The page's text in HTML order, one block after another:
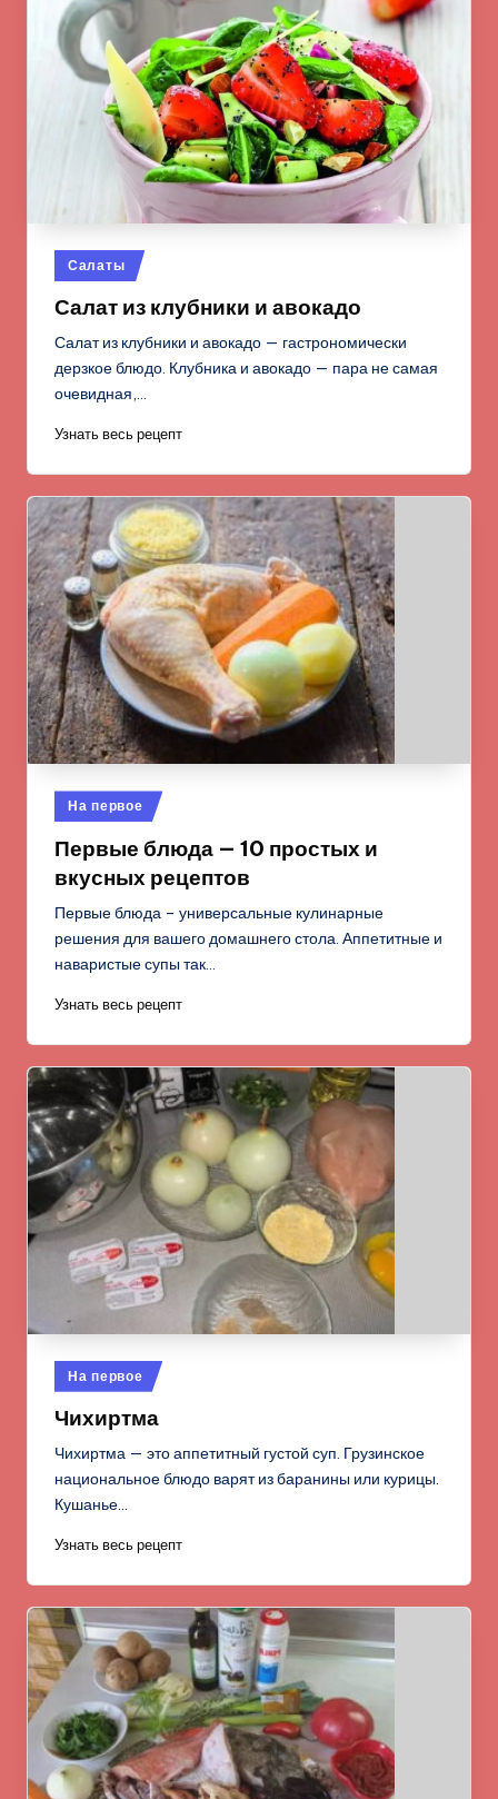
Опубликовано
в
Салаты
Салат из клубники и авокадо
Салат из клубники и авокадо — гастрономически
дерзкое блюдо. Клубника и авокадо — пара не самая
очевидная,…
Узнать весь рецепт
Опубликовано
в
На первое
Первые блюда — 10 простых и
вкусных рецептов
Первые блюда – универсальные кулинарные
решения для вашего домашнего стола. Аппетитные и
наваристые супы так…
Узнать весь рецепт
Опубликовано
в
На первое
Чихиртма
Чихиртма — это аппетитный густой суп. Грузинское
национальное блюдо варят из баранины или курицы.
Кушанье…
Узнать весь рецепт